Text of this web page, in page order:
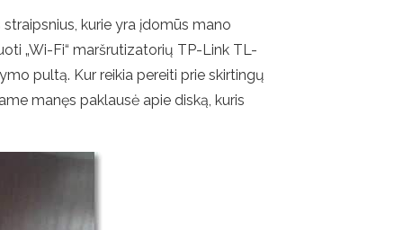
kurie yra įdomūs mano
„Wi-Fi“ maršrutizatorių TP-Link TL-
pultą. Kur reikia pereiti prie skirtingų
manęs paklausė apie diską, kuris